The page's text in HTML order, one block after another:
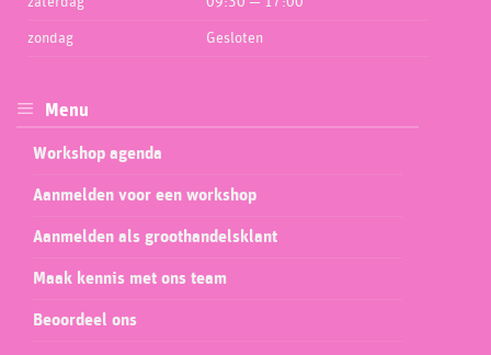
zondag Gesloten
Menu
Workshop agenda
Aanmelden voor een workshop
Aanmelden als groothandelsklant
Maak kennis met ons team
Beoordeel ons